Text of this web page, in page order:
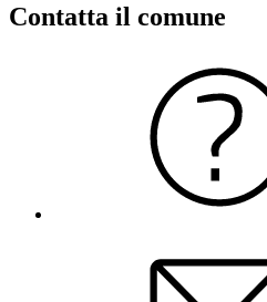
Contatta il comune